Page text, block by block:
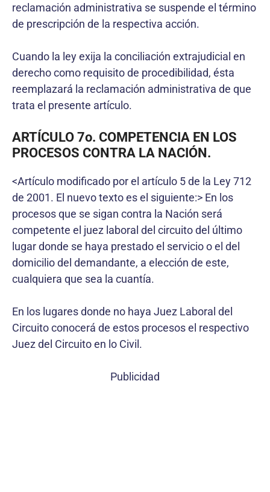
reclamación administrativa se suspende el término
de prescripción de la respectiva acción.
Cuando la ley exija la conciliación extrajudicial en
derecho como requisito de procedibilidad, ésta
reemplazará la reclamación administrativa de que
trata el presente artículo.
ARTÍCULO 7o. COMPETENCIA EN LOS
PROCESOS CONTRA LA NACIÓN.
<Artículo modificado por el artículo 5 de la Ley 712
de 2001. El nuevo texto es el siguiente:> En los
procesos que se sigan contra la Nación será
competente el juez laboral del circuito del último
lugar donde se haya prestado el servicio o el del
domicilio del demandante, a elección de este,
cualquiera que sea la cuantía.
En los lugares donde no haya Juez Laboral del
Circuito conocerá de estos procesos el respectivo
Juez del Circuito en lo Civil.
Publicidad